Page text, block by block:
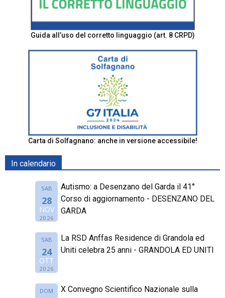
Guida all’uso del corretto linguaggio (art. 8 CRPD)
Carta di Solfagnano: anche in versione accessibile!
In calendario
SAB
28
NOV
2026
Autismo: a Desenzano del Garda il 41°
Corso di aggiornamento - DESENZANO DEL
GARDA
SAB
24
OTT
2026
La RSD Anffas Residence di Grandola ed
Uniti celebra 25 anni - GRANDOLA ED UNITI
DOM
X Convegno Scientifico Nazionale sulla